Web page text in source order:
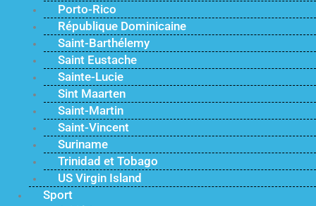
Porto-Rico
République Dominicaine
Saint-Barthélemy
Saint Eustache
Sainte-Lucie
Sint Maarten
Saint-Martin
Saint-Vincent
Suriname
Trinidad et Tobago
US Virgin Island
Sport